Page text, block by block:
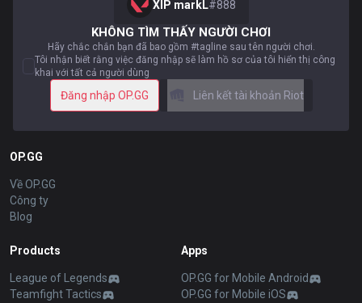
XIP markL#888
KHÔNG TÌM THẤY NGƯỜI CHƠI
Hãy chắc chắn bạn đã bao gồm #tagline sau tên người chơi.
Tôi nhận biết rằng việc đăng nhập sẽ làm hồ sơ của tôi hiển thị công
khai với tất cả người dùng
Đăng nhập OP.GG Liên kết tài khoản Riot
OP.GG
Về OP.GG
Công ty
Blog
Products
League of Legends
Teamfight Tactics
Apps
OP.GG for Mobile Android
OP.GG for Mobile iOS